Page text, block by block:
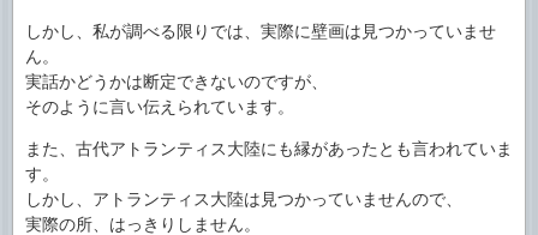
しかし、私が調べる限りでは、実際に壁画は見つかっていませ
ん。
実話かどうかは断定できないのですが、
そのように言い伝えられています。
また、古代アトランティス大陸にも縁があったとも言われていま
す。
しかし、アトランティス大陸は見つかっていませんので、
実際の所、はっきりしません。